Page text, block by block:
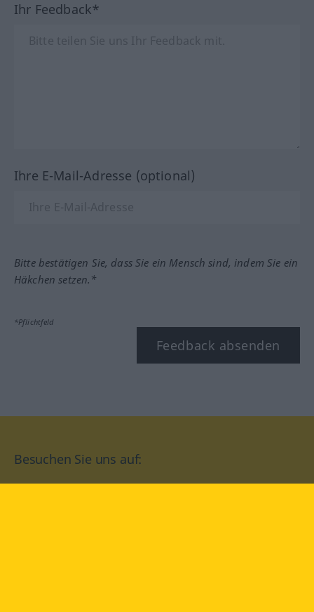
Ihr Feedback*
Ihre E-Mail-Adresse (optional)
Bitte bestätigen Sie, dass Sie ein Mensch sind, indem Sie ein
Häkchen setzen.*
*Pflichtfeld
Feedback absenden
Besuchen Sie uns auf: